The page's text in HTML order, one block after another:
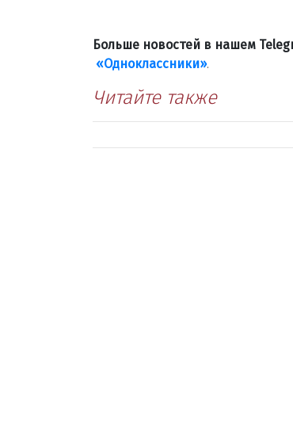
Больше новостей в нашем
«Одноклассники».
Читайте также